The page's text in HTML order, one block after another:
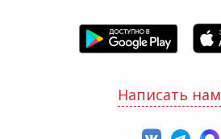
Написать нам